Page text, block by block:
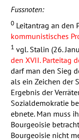
Fussnoten:
0Leitantrag an den
kommunistisches
1 vgl. Stalin (26.
den XVII. Parteitag
darf man den Sieg
als ein Zeichen der
Ergebnis der
Sozialdemokratie
ebnete. Man muss
Bourgeoisie
Bourgeoisie nicht